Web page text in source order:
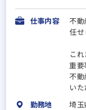
仕事内容
不動
任せ
こ
重要
不動
いた
勤務地
埼玉